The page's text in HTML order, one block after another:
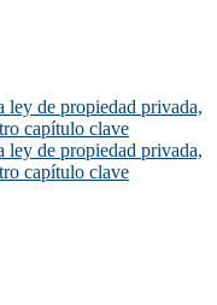
ley de propiedad privada,
capítulo clave
ley de propiedad privada,
capítulo clave